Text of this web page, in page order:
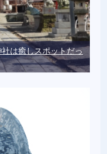
は癒しスポットだっ